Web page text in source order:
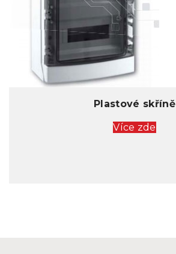
Plastové skříně
Více zde